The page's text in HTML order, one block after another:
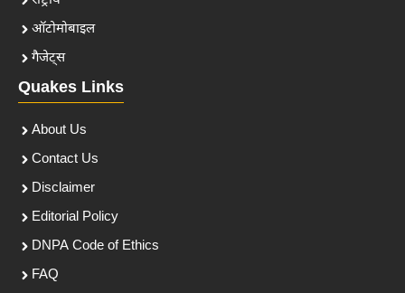
ऑटोमोबाइल
गैजेट्स
Quakes Links
About Us
Contact Us
Disclaimer
Editorial Policy
DNPA Code of Ethics
FAQ